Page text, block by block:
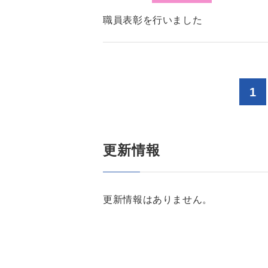
職員表彰を行いました
1
更新情報
更新情報はありません。